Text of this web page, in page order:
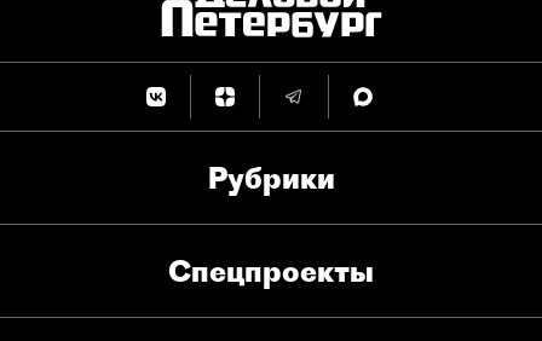
Рубрики
Спец­проекты